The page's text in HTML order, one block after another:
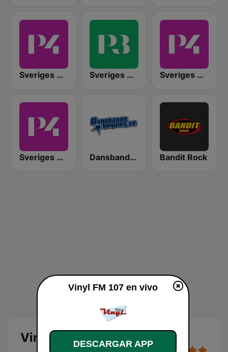
Sveriges Radio P4 Stockholm Sveriges Radio P3 Sveriges Radio P4 Malmöhus
Sveriges Radio P4 Göteborg Dansbandskanalen Bandit Rock
Vinyl FM 107
Vinyl FM 107 en vivo
DESCARGAR APP